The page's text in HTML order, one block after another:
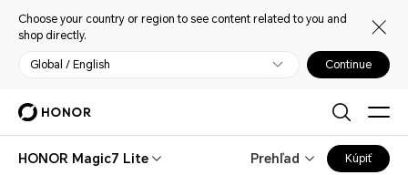
Choose your country or region to see content related to you and
shop directly.
Global / English Continue
HONOR Magic7 Lite Prehľad Kúpiť